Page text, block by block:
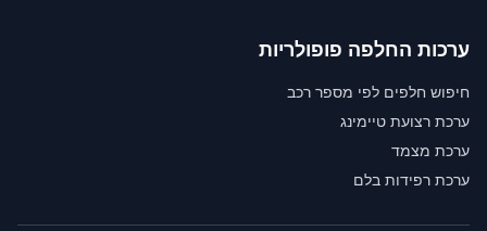
ערכות החלפה פופולריות
חיפוש חלפים לפי מספר רכב
ערכת רצועת טיימינג
ערכת מצמד
ערכת רפידות בלם